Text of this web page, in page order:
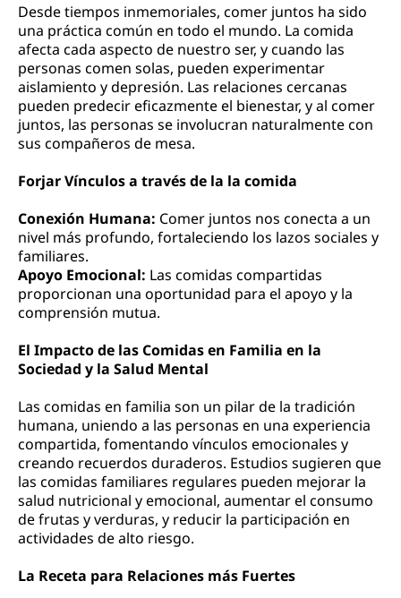
Desde tiempos inmemoriales, comer juntos ha sido
una práctica común en todo el mundo. La comida
afecta cada aspecto de nuestro ser, y cuando las
personas comen solas, pueden experimentar
aislamiento y depresión. Las relaciones cercanas
pueden predecir eficazmente el bienestar, y al comer
juntos, las personas se involucran naturalmente con
sus compañeros de mesa.
Forjar Vínculos a través de la la comida
Conexión Humana: Comer juntos nos conecta a un
nivel más profundo, fortaleciendo los lazos sociales y
familiares.
Apoyo Emocional: Las comidas compartidas
proporcionan una oportunidad para el apoyo y la
comprensión mutua.
El Impacto de las Comidas en Familia en la
Sociedad y la Salud Mental
Las comidas en familia son un pilar de la tradición
humana, uniendo a las personas en una experiencia
compartida, fomentando vínculos emocionales y
creando recuerdos duraderos. Estudios sugieren que
las comidas familiares regulares pueden mejorar la
salud nutricional y emocional, aumentar el consumo
de frutas y verduras, y reducir la participación en
actividades de alto riesgo.
La Receta para Relaciones más Fuertes